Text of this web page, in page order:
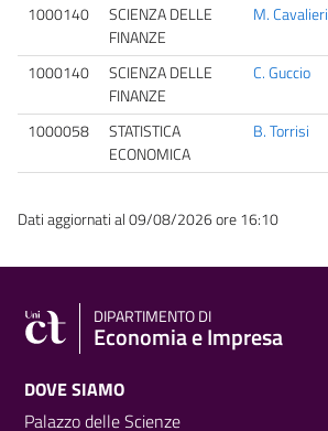
1000140
SCIENZA DELLE
FINANZE
M. Cavalieri
1000140
SCIENZA DELLE
FINANZE
C. Guccio
1000058
STATISTICA
ECONOMICA
B. Torrisi
Dati aggiornati al 09/08/2026 ore 16:10
DIPARTIMENTO DI
Economia e Impresa
DOVE SIAMO
Palazzo delle Scienze